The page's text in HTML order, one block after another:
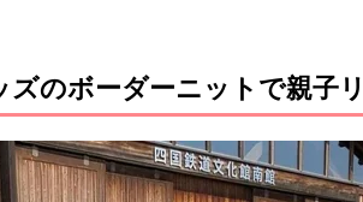
ズのボーダーニットで親子